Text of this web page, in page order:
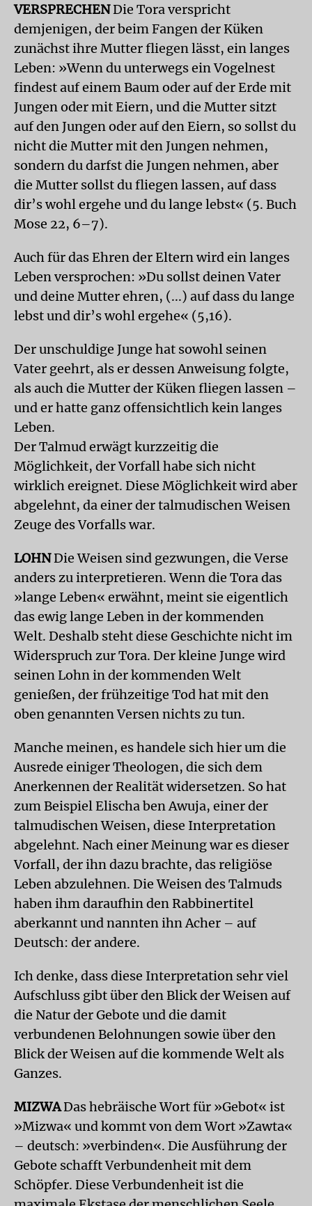
VERSPRECHENDie Tora verspricht
demjenigen, der beim Fangen der Küken
zunächst ihre Mutter fliegen lässt, ein langes
Leben: »Wenn du unterwegs ein Vogelnest
findest auf einem Baum oder auf der Erde mit
Jungen oder mit Eiern, und die Mutter sitzt
auf den Jungen oder auf den Eiern, so sollst du
nicht die Mutter mit den Jungen nehmen,
sondern du darfst die Jungen nehmen, aber
die Mutter sollst du fliegen lassen, auf dass
dir’s wohl ergehe und du lange lebst« (5. Buch
Mose 22, 6–7).
Auch für das Ehren der Eltern wird ein langes
Leben versprochen: »Du sollst deinen Vater
und deine Mutter ehren, (...) auf dass du lange
lebst und dir’s wohl ergehe« (5,16).
Der unschuldige Junge hat sowohl seinen
Vater geehrt, als er dessen Anweisung folgte,
als auch die Mutter der Küken fliegen lassen –
und er hatte ganz offensichtlich kein langes
Leben.
Der Talmud erwägt kurzzeitig die
Möglichkeit, der Vorfall habe sich nicht
wirklich ereignet. Diese Möglichkeit wird aber
abgelehnt, da einer der talmudischen Weisen
Zeuge des Vorfalls war.
LOHNDie Weisen sind gezwungen, die Verse
anders zu interpretieren. Wenn die Tora das
»lange Leben« erwähnt, meint sie eigentlich
das ewig lange Leben in der kommenden
Welt. Deshalb steht diese Geschichte nicht im
Widerspruch zur Tora. Der kleine Junge wird
seinen Lohn in der kommenden Welt
genießen, der frühzeitige Tod hat mit den
oben genannten Versen nichts zu tun.
Manche meinen, es handele sich hier um die
Ausrede einiger Theologen, die sich dem
Anerkennen der Realität widersetzen. So hat
zum Beispiel Elischa ben Awuja, einer der
talmudischen Weisen, diese Interpretation
abgelehnt. Nach einer Meinung war es dieser
Vorfall, der ihn dazu brachte, das religiöse
Leben abzulehnen. Die Weisen des Talmuds
haben ihm daraufhin den Rabbinertitel
aberkannt und nannten ihn Acher – auf
Deutsch: der andere.
Ich denke, dass diese Interpretation sehr viel
Aufschluss gibt über den Blick der Weisen auf
die Natur der Gebote und die damit
verbundenen Belohnungen sowie über den
Blick der Weisen auf die kommende Welt als
Ganzes.
MIZWADas hebräische Wort für »Gebot« ist
»Mizwa« und kommt von dem Wort »Zawta«
– deutsch: »verbinden«. Die Ausführung der
Gebote schafft Verbundenheit mit dem
Schöpfer. Diese Verbundenheit ist die